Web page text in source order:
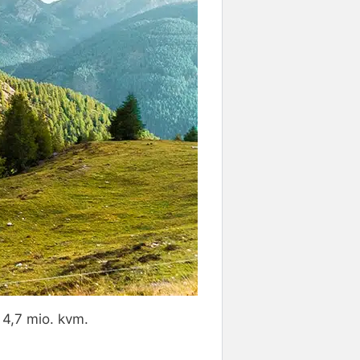
mio. kvm.